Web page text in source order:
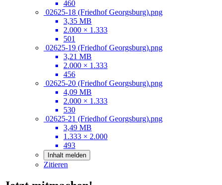
460
02625-18 (Friedhof Georgsburg).png
3,35 MB
2.000 × 1.333
501
02625-19 (Friedhof Georgsburg).png
3,21 MB
2.000 × 1.333
456
02625-20 (Friedhof Georgsburg).png
4,09 MB
2.000 × 1.333
530
02625-21 (Friedhof Georgsburg).png
3,49 MB
1.333 × 2.000
493
Inhalt melden
Zitieren